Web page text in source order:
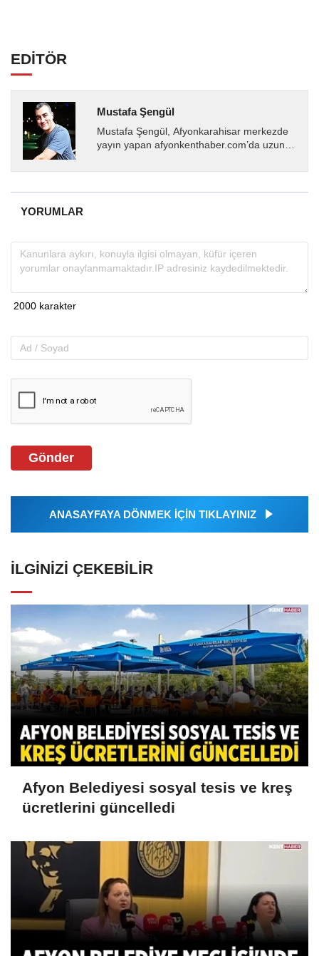
EDİTÖR
Mustafa Şengül
Mustafa Şengül, Afyonkarahisar merkezde
yayın yapan afyonkenthaber.com’da uzun
almakta, haber akışı...
YORUMLAR
Gönder
ANASAYFAYA DÖNMEK İÇİN TIKLAYINIZ
İLGINIZI ÇEKEBILIR
Afyon Belediyesi sosyal tesis ve kreş
ücretlerini güncelledi